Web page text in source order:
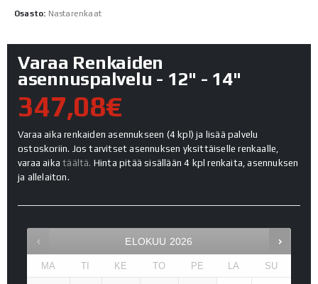
Osasto: Nastarenkaat
Varaa Renkaiden
asennuspalvelu - 12" - 14"
347,08€
Varaa aika renkaiden asennukseen (4 kpl) ja lisää palvelu
ostoskoriin. Jos tarvitset asennuksen yksittäiselle renkaalle,
varaa aikatäältä. Hinta pitää sisällään 4 kpl renkaita, asennuksen
ja allelaiton.
ELOKUU 2026
MA TI KE TO PE LA SU